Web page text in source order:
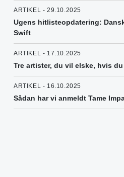
ARTIKEL - 29.10.2025
Ugens hitlisteopdatering:
Swift
ARTIKEL - 17.10.2025
Tre artister, du vil elske, hvis
ARTIKEL - 16.10.2025
Sådan har vi anmeldt Tame